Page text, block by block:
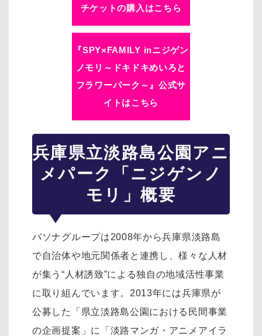
チケットの購入はこちら
『SPY×FAMILY inニジゲン
ノモリ～ドキドキめいろと
フラワーパーク～』公式サ
イトはこちら
兵庫県立淡路島公園アニ
メパーク「ニジゲンノ
モリ」概要
パソナグループは2008年から兵庫県淡路島
で自治体や地元関係者と連携し、様々な人材
が集う“人材誘致”による独自の地域活性事業
に取り組んでいます。2013年には兵庫県が
公募した「県立淡路島公園における民間事業
の企画提案」に「淡路マンガ・アニメアイラ